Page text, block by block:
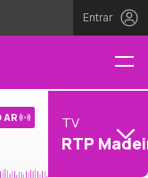
Entrar
AR TV
RTP